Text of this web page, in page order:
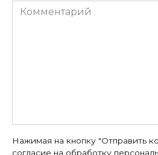
Комментарий
Нажимая на кнопку "Отправить
согласие на обработку